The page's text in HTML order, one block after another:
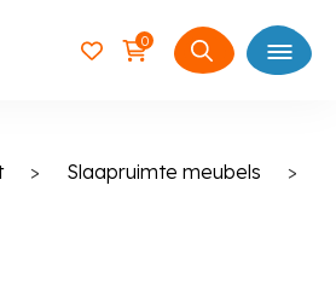
0
Zoeken
Open
> Slaapruimte meubels
>